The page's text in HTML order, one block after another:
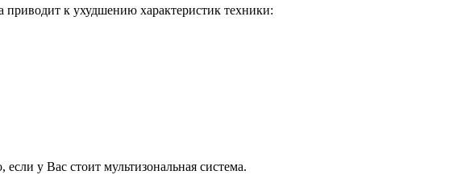
приводит к ухудшению характеристик техники:
у Вас стоит мультизональная система.